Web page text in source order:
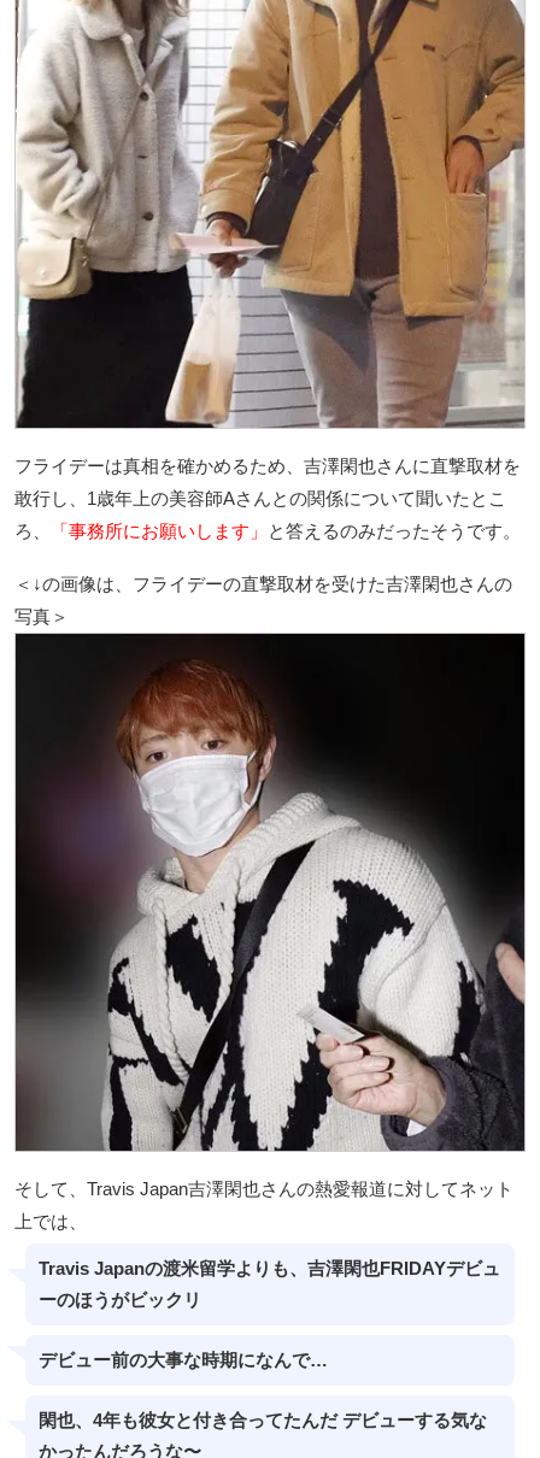
フライデーは真相を確かめるため、吉澤閑也さんに直撃取材を
敢行し、1歳年上の美容師Aさんとの関係について聞いたとこ
ろ、
「事務所にお願いします」 と答えるのみだったそうです。
＜↓の画像は、フライデーの直撃取材を受けた吉澤閑也さんの
写真＞
そして、Travis Japan吉澤閑也さんの熱愛報道に対してネット
上では、
Travis Japanの渡米留学よりも、吉澤閑也FRIDAYデビュ
ーのほうがビックリ
デビュー前の大事な時期になんで…
閑也、4年も彼女と付き合ってたんだ デビューする気な
かったんだろうな〜